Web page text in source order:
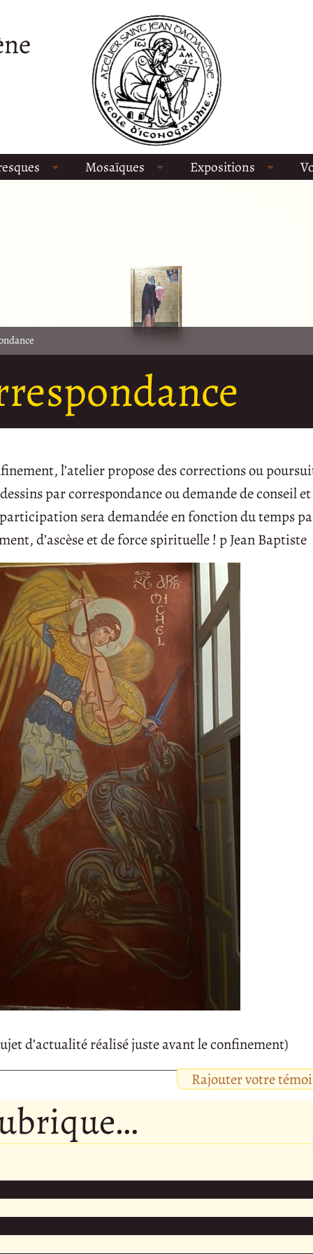
Mosaïques Expositions
l’atelier propose des corrections ou
par correspondance ou demande de conseil et
sera demandée en fonction du temps
d’ascèse et de force spirituelle ! p Jean Baptiste
d’actualité réalisé juste avant le confinement)
Rajouter votre